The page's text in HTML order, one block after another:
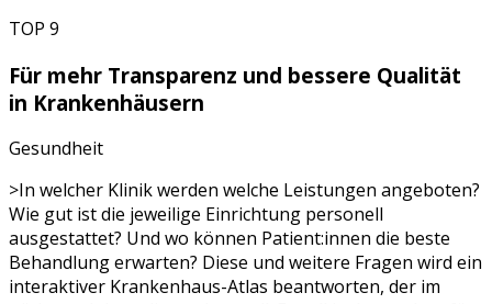
TOP 9
Für mehr Transparenz und bessere Qualität
in Krankenhäusern
Gesundheit
>In welcher Klinik werden welche Leistungen angeboten?
Wie gut ist die jeweilige Einrichtung personell
ausgestattet? Und wo können Patient:innen die beste
Behandlung erwarten? Diese und weitere Fragen wird ein
interaktiver Krankenhaus-Atlas beantworten, der im